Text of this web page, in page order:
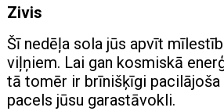
Zivis
Šī nedēļa sola jūs apvīt
viļņiem. Lai gan kosmiskā
tā tomēr ir brīnišķīgi pacilājoša
pacels jūsu garastāvokli.